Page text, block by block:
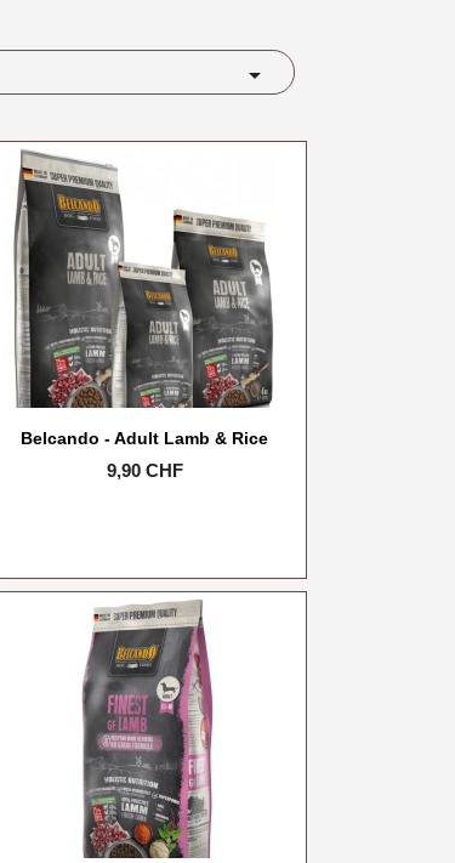

Belcando - Adult Lamb & Rice
Prix
9,90 CHF